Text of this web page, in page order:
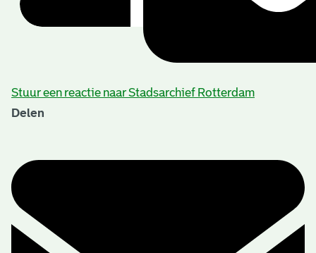
Stuur een reactie naar Stadsarchief Rotterdam
Delen